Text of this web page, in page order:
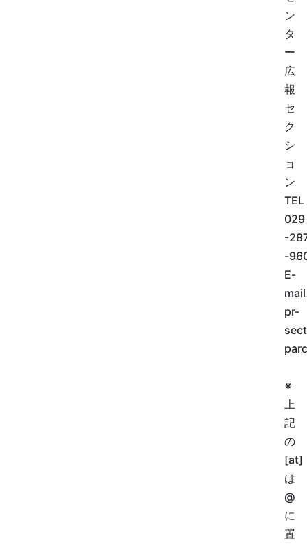
ン
タ
ー
広
報
セ
ク
シ
ョ
ン
TEL
029
-
-
E-
mail
pr-
※
上
記
の
[at]
は
@
に
置